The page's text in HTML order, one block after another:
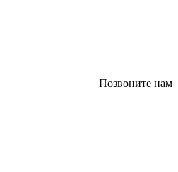
Позвоните нам